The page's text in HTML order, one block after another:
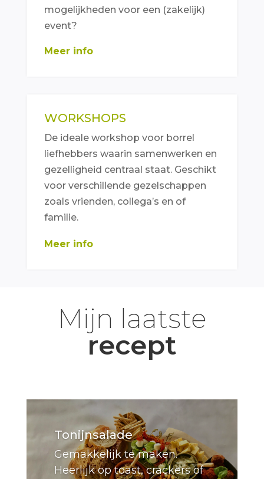
mogelijkheden voor een (zakelijk)
event?
Meer info
WORKSHOPS
De ideale workshop voor borrel
liefhebbers waarin samenwerken en
gezelligheid centraal staat. Geschikt
voor verschillende gezelschappen
zoals vrienden, collega’s en of
familie.
Meer info
Mijn laatste
recept
Tonijnsalade
Gemakkelijk te maken.
Heerlijk op toast, crackers of